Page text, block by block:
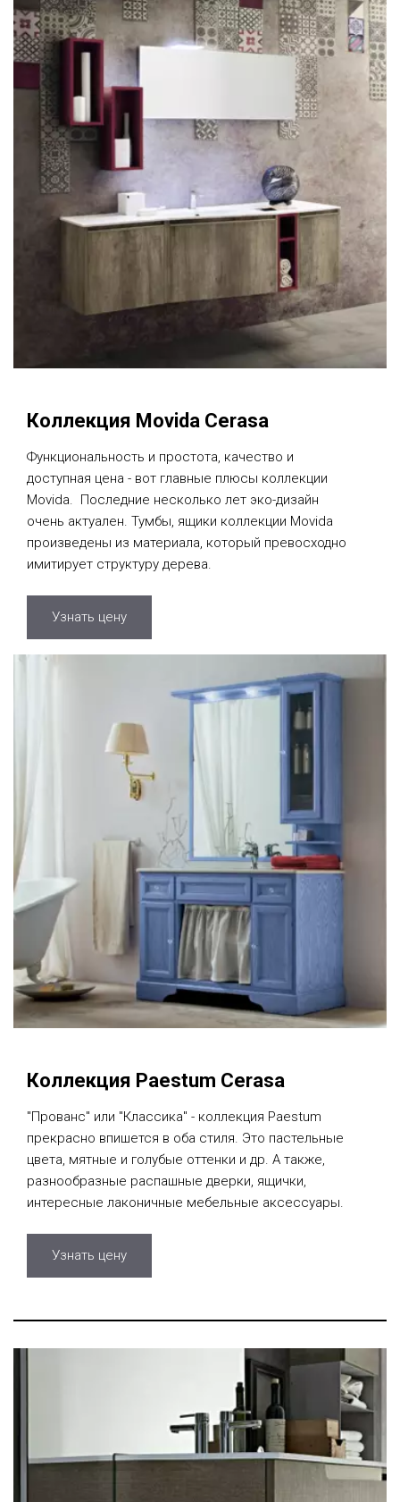
Коллекция Movida Cerasa
Функциональность и простота, качество и
доступная цена - вот главные плюсы коллекции
Movida. Последние несколько лет эко-дизайн
очень актуален. Тумбы, ящики коллекции Movida
произведены из материала, который превосходно
имитирует структуру дерева.
Узнать цену
Коллекция Paestum Cerasa
"Прованс" или "Классика" - коллекция Paestum
прекрасно впишется в оба стиля. Это пастельные
цвета, мятные и голубые оттенки и др. А также,
разнообразные распашные дверки, ящички,
интересные лаконичные мебельные аксессуары.
Узнать цену